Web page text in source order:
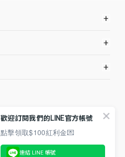
+
+
+
歡迎訂閱我們的LINE官方帳號
點擊領取$100紅利金💌
連結 LINE 帳號